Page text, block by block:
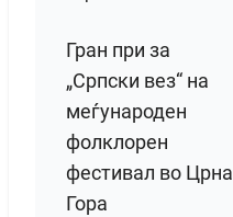
Гран при за
„Српски вез“ на
меѓународен
фолклорен
фестивал во Црна
Гора